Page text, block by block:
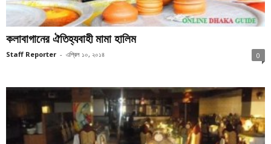
কলাবাগানের ঐতিহ্যবাহী মামা হালিম
Staff Reporter - এপ্রিল ১০, ২০১৪ 0